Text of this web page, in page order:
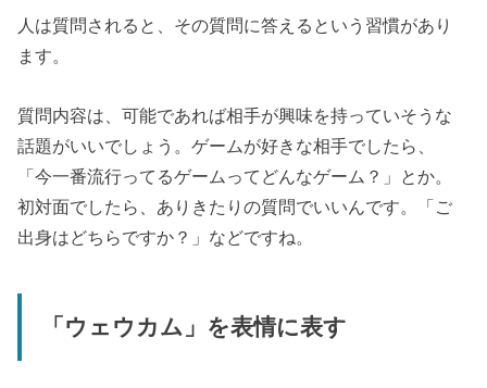
人は質問されると、その質問に答えるという習慣があり
ます。
質問内容は、可能であれば相手が興味を持っていそうな
話題がいいでしょう。ゲームが好きな相手でしたら、
「今一番流行ってるゲームってどんなゲーム？」とか。
初対面でしたら、ありきたりの質問でいいんです。「ご
出身はどちらですか？」などですね。
「ウェウカム」を表情に表す